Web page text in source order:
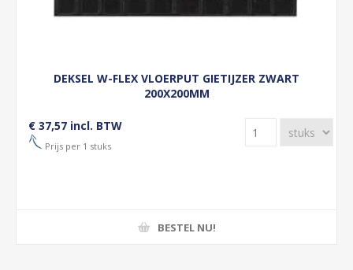
DEKSEL W-FLEX VLOERPUT GIETIJZER ZWART
200X200MM
€ 37,57 incl. BTW
Prijs per 1 stuks
BESTEL NU!